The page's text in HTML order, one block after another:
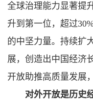
全球治理能力显著提
升到第一位，超过
的中坚力量。持续扩
展，创造出中国经济
开放助推高质量发展
对外开放是历史